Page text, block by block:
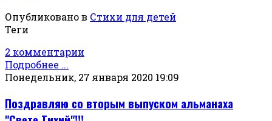
Опубликовано в Стихи для детей
Теги
2 комментарии
Подробнее ...
Понедельник, 27 января 2020 19:09
Поздравляю со вторым выпуском альманаха